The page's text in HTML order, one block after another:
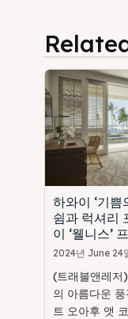
하와이 ‘기쁨
쉼과 럭셔리
이 ‘웰니스’
2024년 June 24
(트래블앤레저
의 아름다운
트 오아후 앳